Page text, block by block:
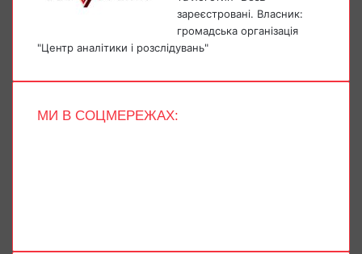
зареєстровані. Власник:
громадська організація
"Центр аналітики і розслідувань"
МИ В СОЦМЕРЕЖАХ: